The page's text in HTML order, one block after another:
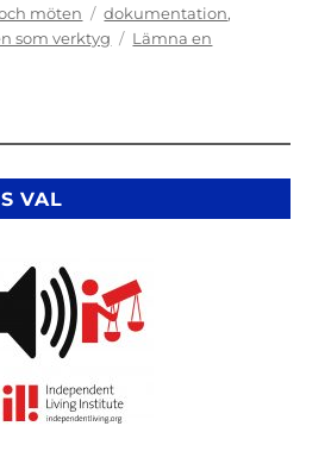
möten Etiketter
dokumentation,
som verktyg
Lämna en
VAL